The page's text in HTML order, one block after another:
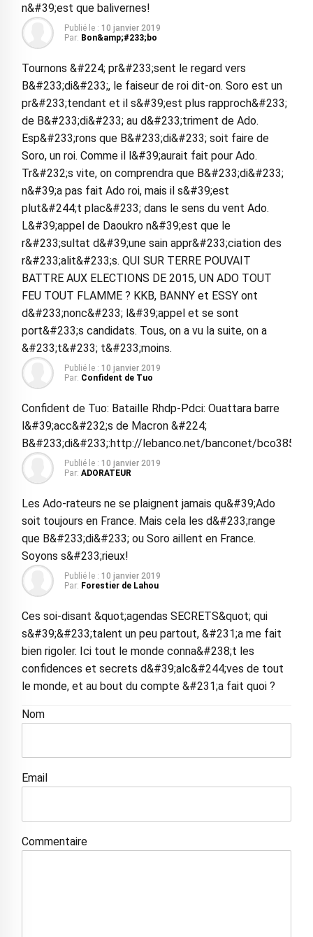
n&#39;est que balivernes!
Publié le : 10 janvier 2019
Par: Bon&amp;#233;bo
Tournons &#224; pr&#233;sent le regard vers
B&#233;di&#233;, le faiseur de roi dit-on. Soro est un
pr&#233;tendant et il s&#39;est plus rapproch&#233;
de B&#233;di&#233; au d&#233;triment de Ado.
Esp&#233;rons que B&#233;di&#233; soit faire de
Soro, un roi. Comme il l&#39;aurait fait pour Ado.
Tr&#232;s vite, on comprendra que B&#233;di&#233;
n&#39;a pas fait Ado roi, mais il s&#39;est
plut&#244;t plac&#233; dans le sens du vent Ado.
L&#39;appel de Daoukro n&#39;est que le
r&#233;sultat d&#39;une sain appr&#233;ciation des
r&#233;alit&#233;s. QUI SUR TERRE POUVAIT
BATTRE AUX ELECTIONS DE 2015, UN ADO TOUT
FEU TOUT FLAMME ? KKB, BANNY et ESSY ont
d&#233;nonc&#233; l&#39;appel et se sont
port&#233;s candidats. Tous, on a vu la suite, on a
&#233;t&#233; t&#233;moins.
Publié le : 10 janvier 2019
Par: Confident de Tuo
Confident de Tuo: Bataille Rhdp-Pdci: Ouattara barre
l&#39;acc&#232;s de Macron &#224;
B&#233;di&#233;:http://lebanco.net/banconet/
Publié le : 10 janvier 2019
Par: ADORATEUR
Les Ado-rateurs ne se plaignent jamais qu&#39;Ado
soit toujours en France. Mais cela les d&#233;range
que B&#233;di&#233; ou Soro aillent en France.
Soyons s&#233;rieux!
Publié le : 10 janvier 2019
Par: Forestier de Lahou
Ces soi-disant &quot;agendas SECRETS&quot; qui
s&#39;&#233;talent un peu partout, &#231;a me fait
bien rigoler. Ici tout le monde conna&#238;t les
confidences et secrets d&#39;alc&#244;ves de tout
le monde, et au bout du compte &#231;a fait quoi ?
Nom
Email
Commentaire